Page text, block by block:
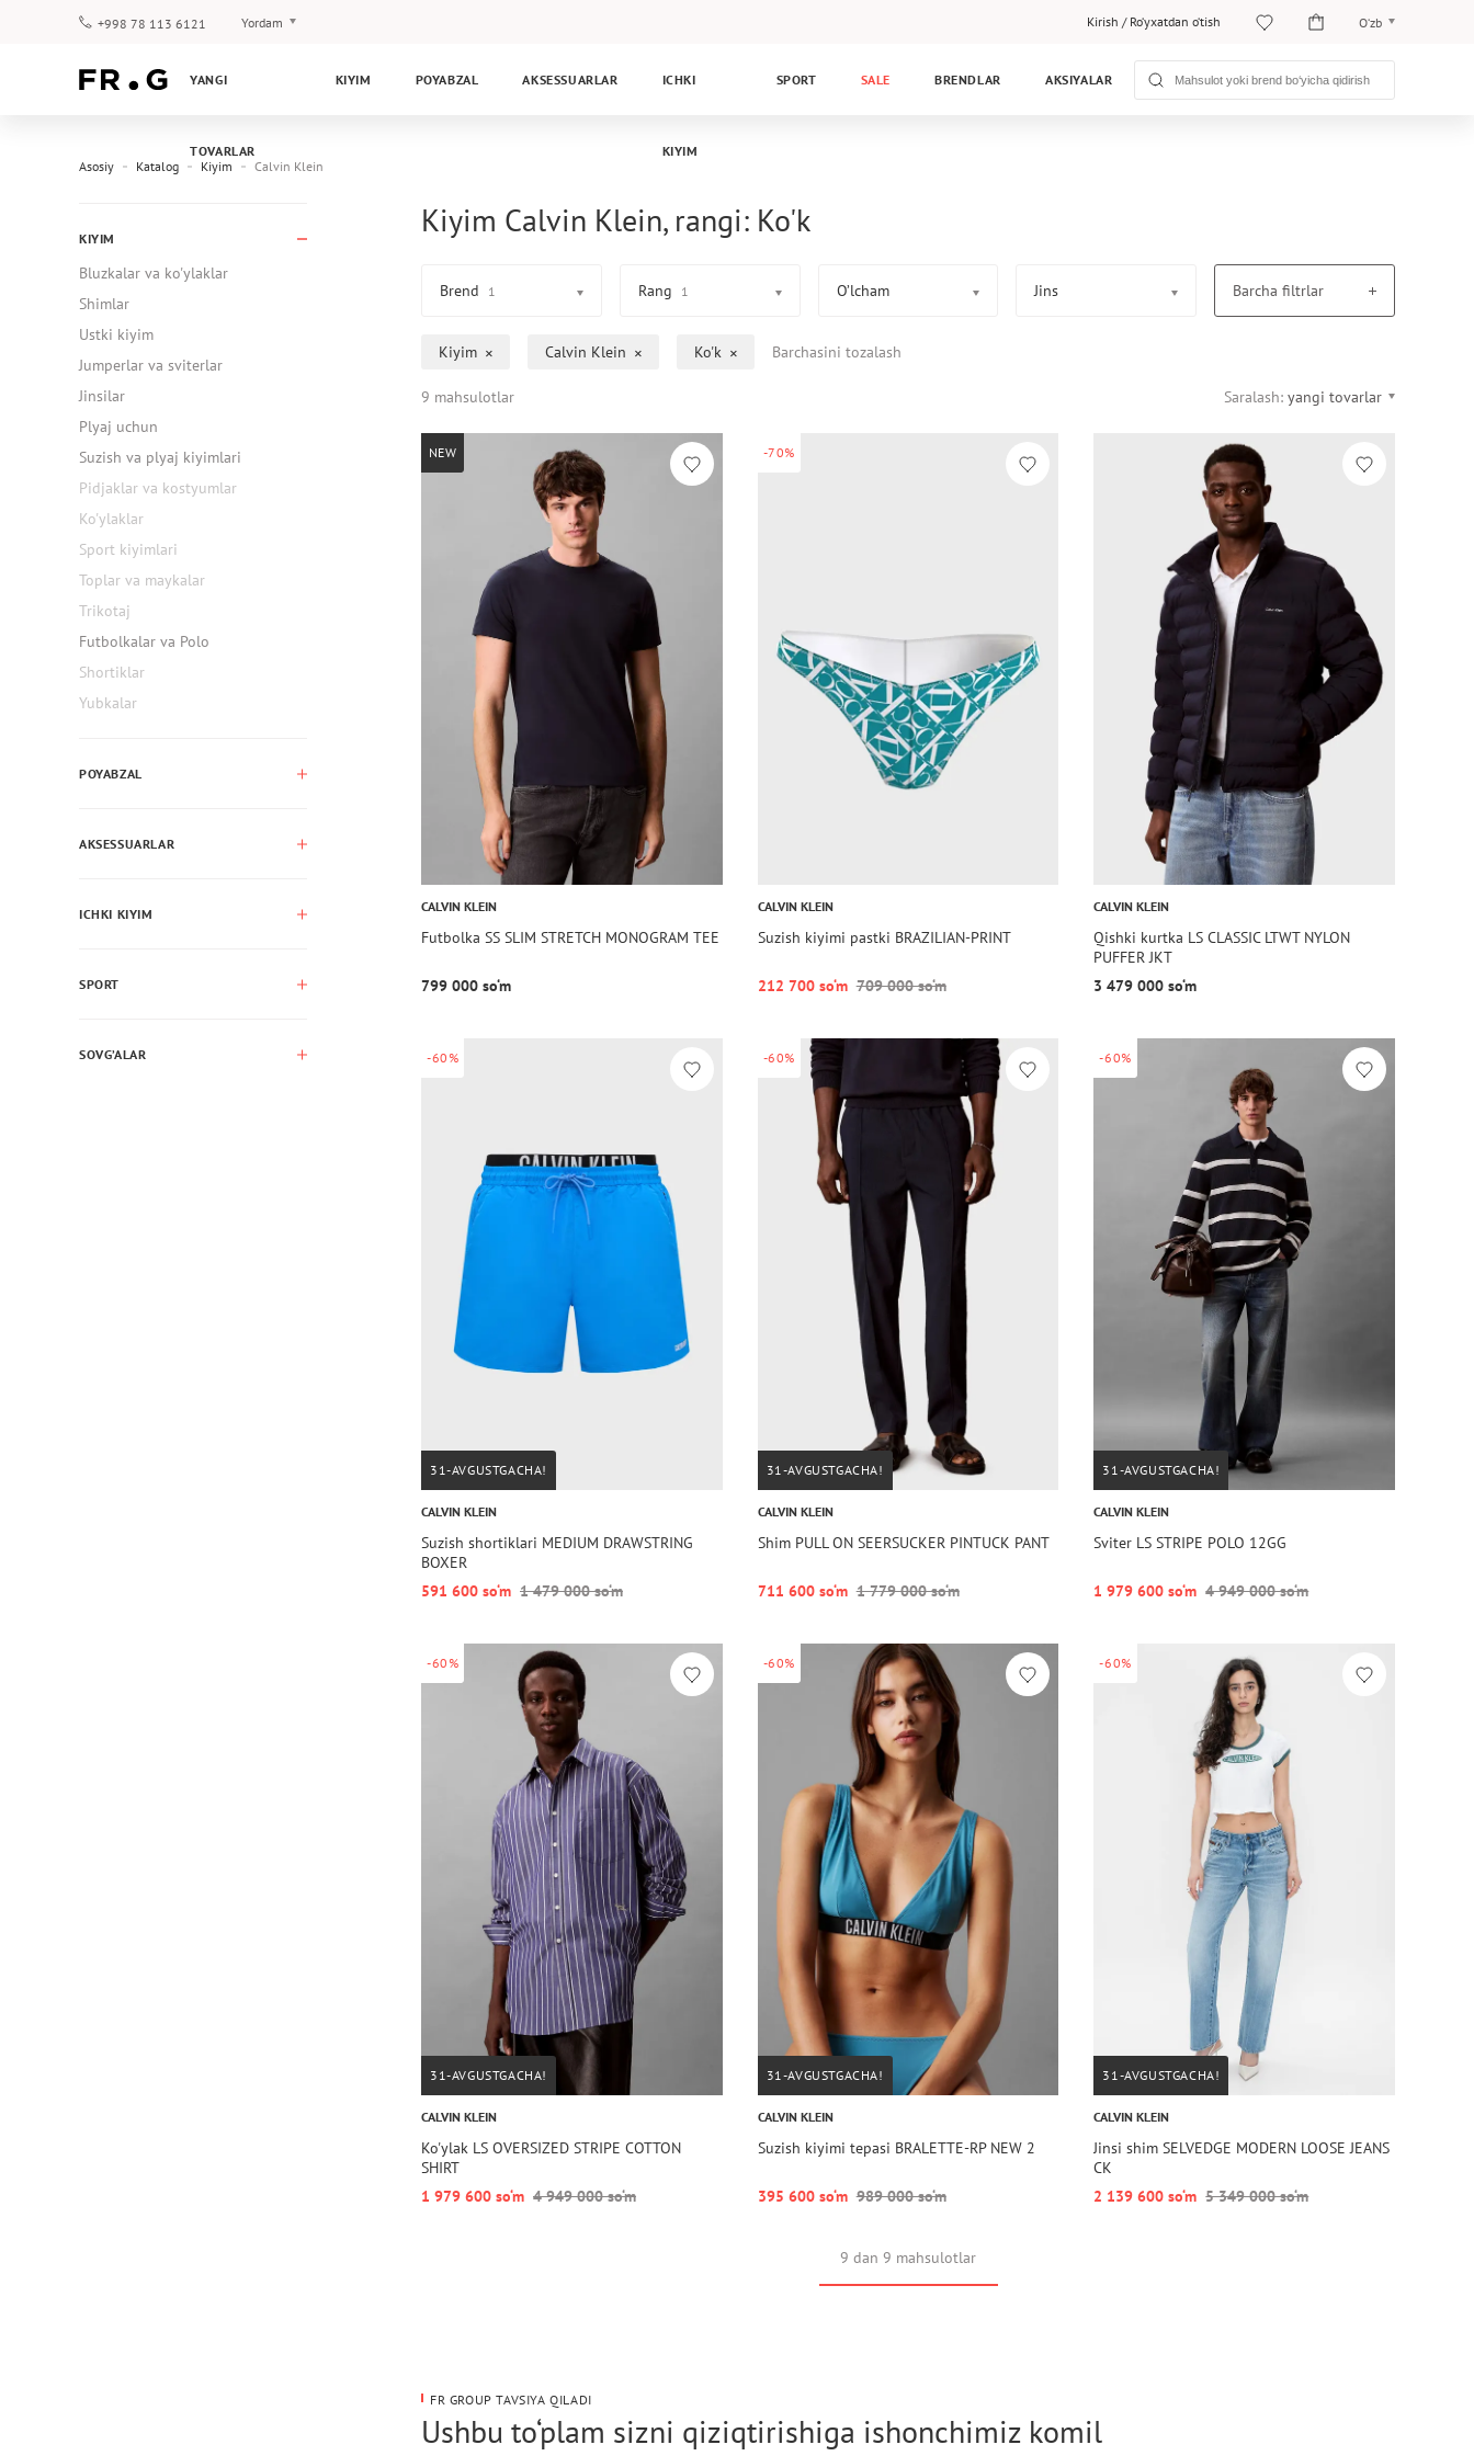
+998 78 113 6121 Yordam
Kafolat
Kirish / Ro‘yxatdan o‘tish O‘zb
Рус
YANGI
TOVARLAR
KIYIM POYABZAL AKSESSUARLAR ICHKI
KIYIM
SPORT SALE BRENDLAR AKSIYALAR
Asosiy Katalog Kiyim Calvin Klein
KIYIM
Bluzkalar va ko'ylaklar
Shimlar
Ustki kiyim
Jumperlar va sviterlar
Jinsilar
Plyaj uchun
Suzish va plyaj kiyimlari
Pidjaklar va kostyumlar
Ko'ylaklar
Sport kiyimlari
Toplar va maykalar
Trikotaj
Futbolkalar va Polo
Shortiklar
Yubkalar
POYABZAL
AKSESSUARLAR
ICHKI KIYIM
SPORT
SOVG’ALAR
Kiyim Calvin Klein, rangi: Ko'k
Brend 1 Rang 1 O’lcham Jins Barcha filtrlar
Kiyim Calvin Klein Ko'k Barchasini tozalash
9 mahsulotlar Saralash: yangi tovarlar
NEW
CALVIN KLEIN
Futbolka SS SLIM STRETCH MONOGRAM TEE
799 000 so‘m
-70%
CALVIN KLEIN
Suzish kiyimi pastki BRAZILIAN-PRINT
212 700 so‘m 709 000 so‘m
CALVIN KLEIN
Qishki kurtka LS CLASSIC LTWT NYLON
PUFFER JKT
3 479 000 so‘m
-60%
31-AVGUSTGACHA!
CALVIN KLEIN
Suzish shortiklari MEDIUM DRAWSTRING
BOXER
591 600 so‘m 1 479 000 so‘m
-60%
31-AVGUSTGACHA!
CALVIN KLEIN
Shim PULL ON SEERSUCKER PINTUCK PANT
711 600 so‘m 1 779 000 so‘m
-60%
31-AVGUSTGACHA!
CALVIN KLEIN
Sviter LS STRIPE POLO 12GG
1 979 600 so‘m 4 949 000 so‘m
-60%
31-AVGUSTGACHA!
CALVIN KLEIN
Ko'ylak LS OVERSIZED STRIPE COTTON
SHIRT
1 979 600 so‘m 4 949 000 so‘m
-60%
31-AVGUSTGACHA!
CALVIN KLEIN
Suzish kiyimi tepasi BRALETTE-RP NEW 2
395 600 so‘m 989 000 so‘m
-60%
31-AVGUSTGACHA!
CALVIN KLEIN
Jinsi shim SELVEDGE MODERN LOOSE JEANS
CK
2 139 600 so‘m 5 349 000 so‘m
9 dan 9 mahsulotlar
FR GROUP TAVSIYA QILADI
Ushbu to‘plam sizni qiziqtirishiga ishonchimiz komil